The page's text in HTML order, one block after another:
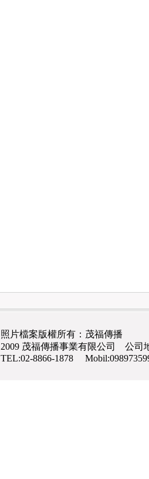
照片檔案版權所有：茂福傳播
2009 茂福傳播事業有限公司 公司
TEL:02-8866-1878